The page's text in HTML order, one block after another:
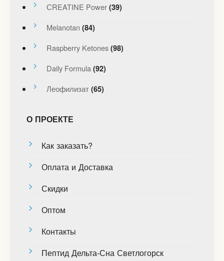
СREATINE Power (39)
Melanotan (84)
Raspberry Ketones (98)
Daily Formula (92)
Леофилизат (65)
О ПРОЕКТЕ
Как заказать?
Оплата и Доставка
Скидки
Оптом
Контакты
Пептид Дельта-Сна Светлогорск